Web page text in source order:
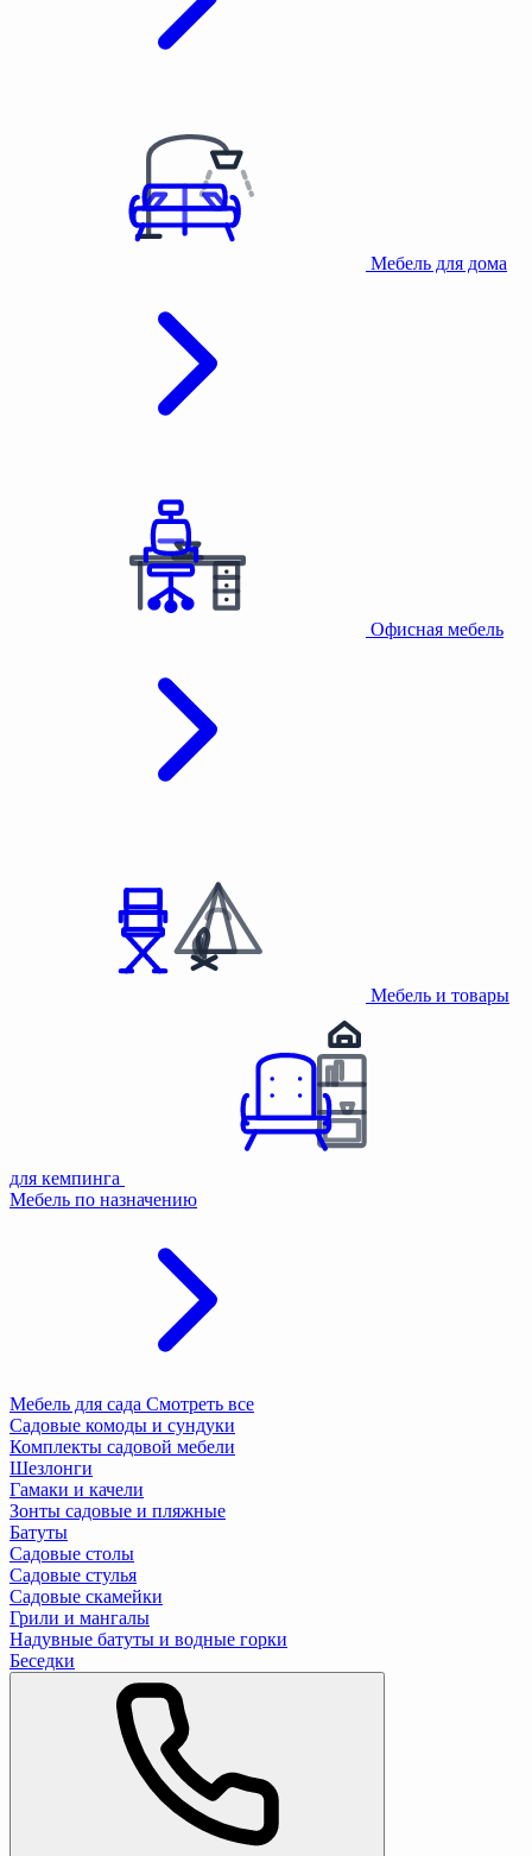
Мебель для дома
Офисная мебель
Мебель и товары
для кемпинга
Мебель по назначению
Мебель для сада Смотреть все
Садовые комоды и сундуки
Комплекты садовой мебели
Шезлонги
Гамаки и качели
Зонты садовые и пляжные
Батуты
Садовые столы
Садовые стулья
Садовые скамейки
Грили и мангалы
Надувные батуты и водные горки
Беседки